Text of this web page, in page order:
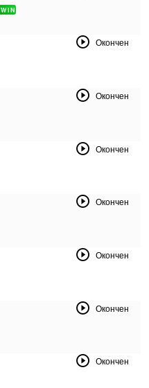
WIN
Окончен
Окончен
Окончен
Окончен
Окончен
Окончен
Окончен